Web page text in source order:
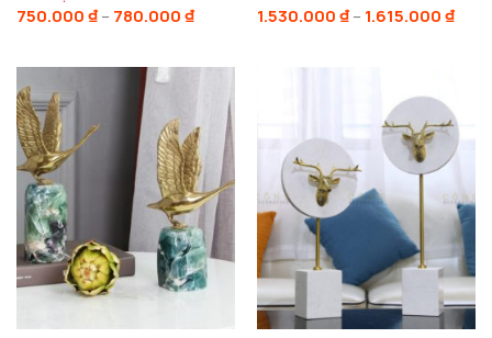
750.000 ₫ – 780.000 ₫Khoảng
giá:
1.530.000 ₫ – 1.615.000 ₫
giá: